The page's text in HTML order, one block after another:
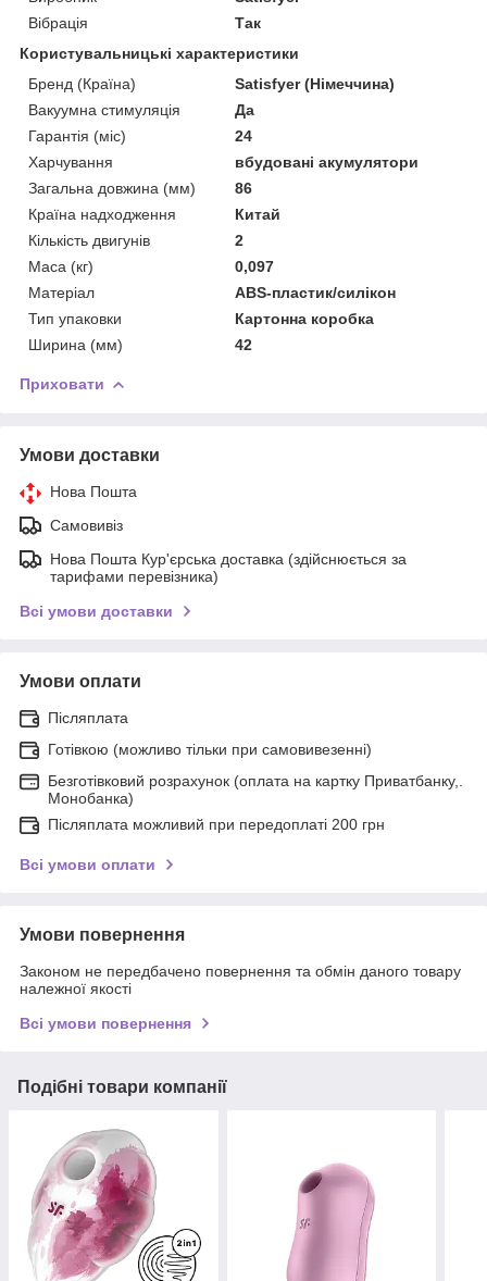
Вібрація
Так
Користувальницькі характеристики
Бренд (Країна)
Satisfyer (Німеччина)
Вакуумна стимуляція
Да
Гарантія (міс)
24
Харчування
вбудовані акумулятори
Загальна довжина (мм)
86
Країна надходження
Китай
Кількість двигунів
2
Маса (кг)
0,097
Матеріал
ABS-пластик/силікон
Тип упаковки
Картонна коробка
Ширина (мм)
42
Приховати
Умови доставки
Нова Пошта
Самовивіз
Нова Пошта Кур'єрська доставка (здійснюється за
тарифами перевізника)
Всі умови доставки
Умови оплати
Післяплата
Готівкою (можливо тільки при самовивезенні)
Безготівковий розрахунок (оплата на картку Приватбанку,.
Монобанка)
Післяплата можливий при передоплаті 200 грн
Всі умови оплати
Умови повернення
Законом не передбачено повернення та обмін даного товару
належної якості
Всі умови повернення
Подібні товари компанії